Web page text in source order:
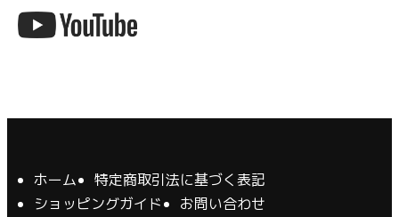
ホーム
特定商取引法に基づく表記
ショッピングガイド
お問い合わせ